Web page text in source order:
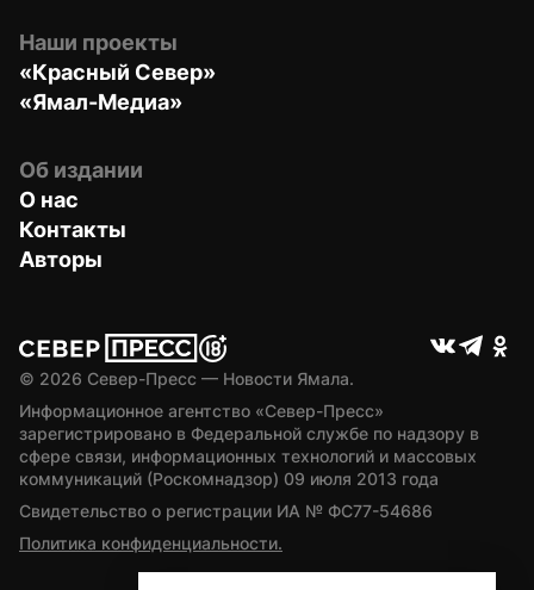
Наши проекты
«Красный Север»
«Ямал-Медиа»
Об издании
О нас
Контакты
Авторы
© 2026 Север-Пресс — Новости Ямала.
Информационное агентство «Север-Пресс»
зарегистрировано в Федеральной службе по надзору в
сфере связи, информационных технологий и массовых
коммуникаций (Роскомнадзор) 09 июля 2013 года
Свидетельство о регистрации ИА № ФС77-54686
Политика конфиденциальности.